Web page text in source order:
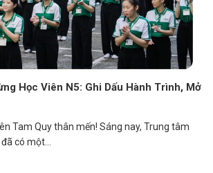
Học Viên N5: Ghi Dấu Hành Trình, Mở
Tam Quy thân mến! Sáng nay, Trung tâm
có một...